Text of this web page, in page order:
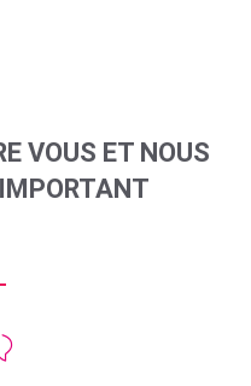
VOUS ET NOUS